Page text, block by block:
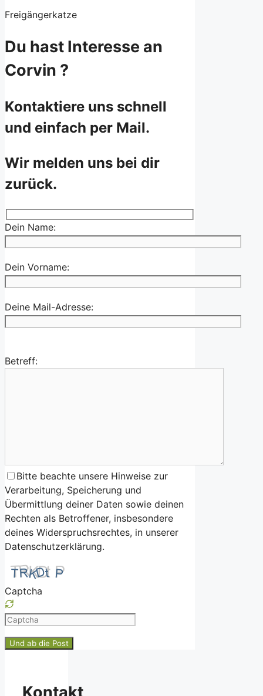
Freigängerkatze
Du hast Interesse an
Corvin ?
Kontaktiere uns schnell
und einfach per Mail.
Wir melden uns bei dir
zurück.
Dein Name:
Dein Vorname:
Deine Mail-Adresse:
Betreff:
Bitte beachte unsere Hinweise zur
Verarbeitung, Speicherung und
Übermittlung deiner Daten sowie deinen
Rechten als Betroffener, insbesondere
deines Widerspruchsrechtes, in unserer
Datenschutzerklärung.
Captcha
Please
the
Kontakt